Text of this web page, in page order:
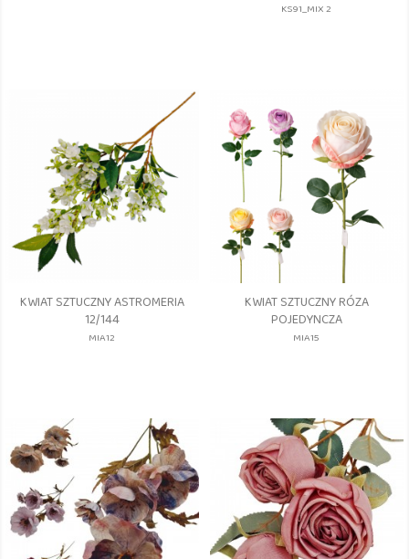
KS91_MIX 2
KWIAT SZTUCZNY ASTROMERIA
12/144
MIA12
KWIAT SZTUCZNY RÓZA
POJEDYNCZA
MIA15